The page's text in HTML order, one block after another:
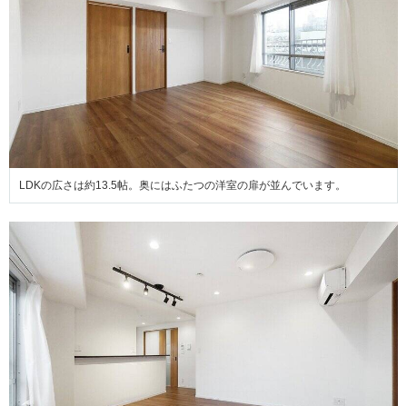
LDKの広さは約13.5帖。奥にはふたつの洋室の扉が並んでいます。